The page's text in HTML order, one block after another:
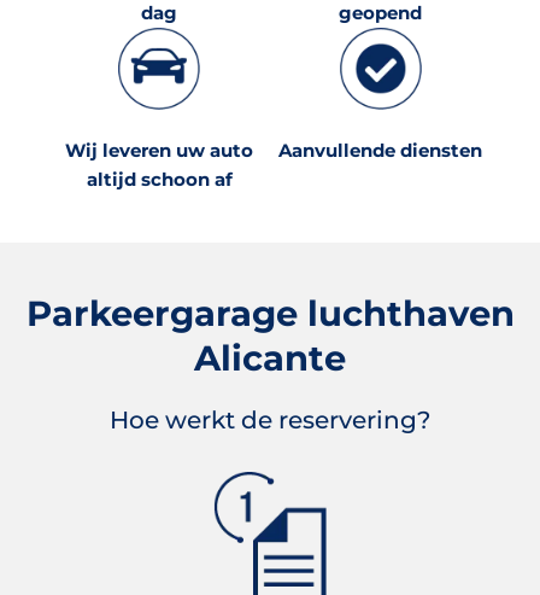
dag
geopend
Wij leveren uw auto
altijd schoon af
Aanvullende diensten
Parkeergarage luchthaven
Alicante
Hoe werkt de reservering?